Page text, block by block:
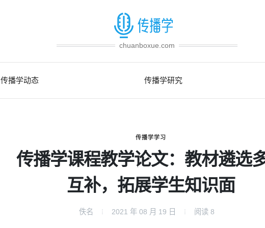
chuanboxue.com
传播学动态 传播学研究
传播学学习
传播学课程教学论文：教材遴选
互补，拓展学生知识面
佚名 2021 年 08 月 19 日 阅读 8